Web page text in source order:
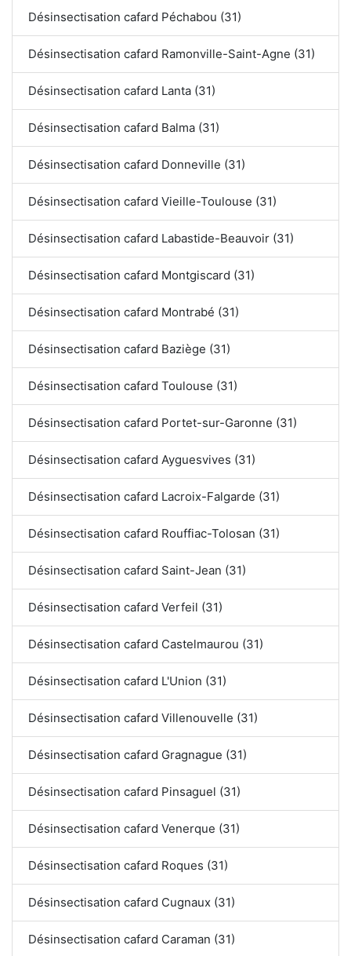
Désinsectisation cafard Péchabou (31)
Désinsectisation cafard Ramonville-Saint-Agne (31)
Désinsectisation cafard Lanta (31)
Désinsectisation cafard Balma (31)
Désinsectisation cafard Donneville (31)
Désinsectisation cafard Vieille-Toulouse (31)
Désinsectisation cafard Labastide-Beauvoir (31)
Désinsectisation cafard Montgiscard (31)
Désinsectisation cafard Montrabé (31)
Désinsectisation cafard Baziège (31)
Désinsectisation cafard Toulouse (31)
Désinsectisation cafard Portet-sur-Garonne (31)
Désinsectisation cafard Ayguesvives (31)
Désinsectisation cafard Lacroix-Falgarde (31)
Désinsectisation cafard Rouffiac-Tolosan (31)
Désinsectisation cafard Saint-Jean (31)
Désinsectisation cafard Verfeil (31)
Désinsectisation cafard Castelmaurou (31)
Désinsectisation cafard L'Union (31)
Désinsectisation cafard Villenouvelle (31)
Désinsectisation cafard Gragnague (31)
Désinsectisation cafard Pinsaguel (31)
Désinsectisation cafard Venerque (31)
Désinsectisation cafard Roques (31)
Désinsectisation cafard Cugnaux (31)
Désinsectisation cafard Caraman (31)